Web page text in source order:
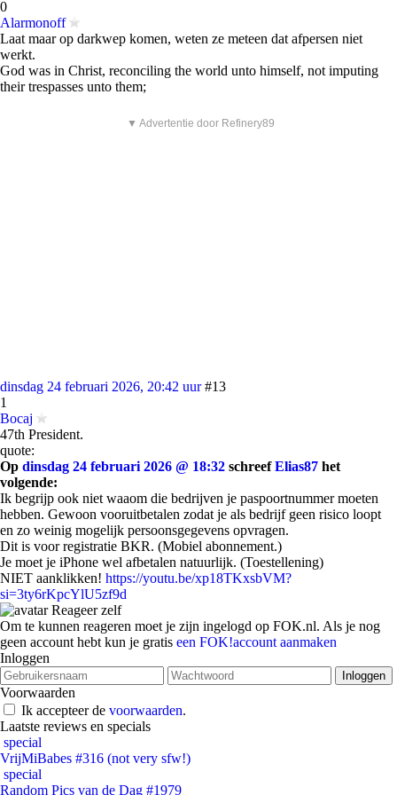
0
Alarmonoff
Laat maar op darkwep komen, weten ze meteen dat afpersen niet
werkt.
God was in Christ, reconciling the world unto himself, not imputing
their trespasses unto them;
▼ Advertentie door Refinery89
dinsdag 24 februari 2026, 20:42 uur #13
1
Bocaj
47th President.
quote:
Op dinsdag 24 februari 2026 @ 18:32 schreefElias87 het
volgende:
Ik begrijp ook niet waaom die bedrijven je paspoortnummer moeten
hebben. Gewoon vooruitbetalen zodat je als bedrijf geen risico loopt
en zo weinig mogelijk persoonsgegevens opvragen.
Dit is voor registratie BKR. (Mobiel abonnement.)
Je moet je iPhone wel afbetalen natuurlijk. (Toestellening)
NIET aanklikken! https://youtu.be/xp18TKxsbVM?
si=3ty6rKpcYlU5zf9d
Reageer zelf
Om te kunnen reageren moet je zijn ingelogd op FOK.nl. Als je nog
geen account hebt kun je gratis een FOK!account aanmaken
Inloggen
Voorwaarden
Ik accepteer de voorwaarden.
Laatste reviews en specials
special
VrijMiBabes #316 (not very sfw!)
special
Random Pics van de Dag #1979